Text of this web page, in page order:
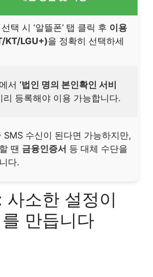
택 시 ‘알뜰폰’ 탭 클릭 후 이용
KT/LGU+)을 정확히 선택하세
서 ‘법인 명의 본인확인 서비
리 등록해야 이용 가능합니다.
SMS 수신이 된다면 가능하지만,
땐 금융인증서 등 대체 수단을
다.
사소한 설정이
만듭니다